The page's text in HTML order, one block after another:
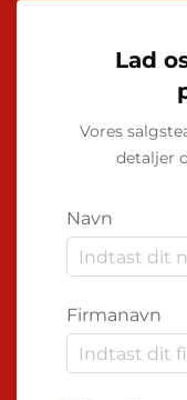
Lad
Vores
detaljer
Navn
Firmanavn